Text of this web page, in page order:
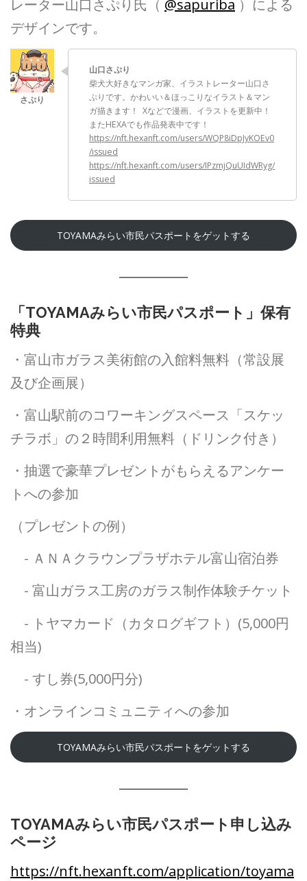
レーター山口さぷり氏（ @sapuriba ）による
デザインです。
山口さぷり
柴犬大好きなマンガ家、イラストレーター山口さ
ぷりです。かわいい＆ほっこりなイラスト＆マン
ガ描きます！ Xなどで漫画、イラストを更新中！
またHEXAでも作品発表中です！
https://nft.hexanft.com/users/WQP8iDpJyKOEv0
/issued
https://nft.hexanft.com/users/IPzmjQuUIdWRyg/
issued
TOYAMAみらい市民パスポートをゲットする
「TOYAMAみらい市民パスポート」保有
特典
・富山市ガラス美術館の入館料無料（常設展
及び企画展）
・富山駅前のコワーキングスペース「スケッ
チラボ」の２時間利用無料（ドリンク付き）
・抽選で豪華プレゼントがもらえるアンケー
トへの参加
（プレゼントの例）
- ＡＮＡクラウンプラザホテル富山宿泊券
- 富山ガラス工房のガラス制作体験チケット
- トヤマカード（カタログギフト）(5,000円
相当)
- すし券(5,000円分)
・オンラインコミュニティへの参加
TOYAMAみらい市民パスポートをゲットする
TOYAMAみらい市民パスポート申し込み
ページ
https://nft.hexanft.com/application/toyama